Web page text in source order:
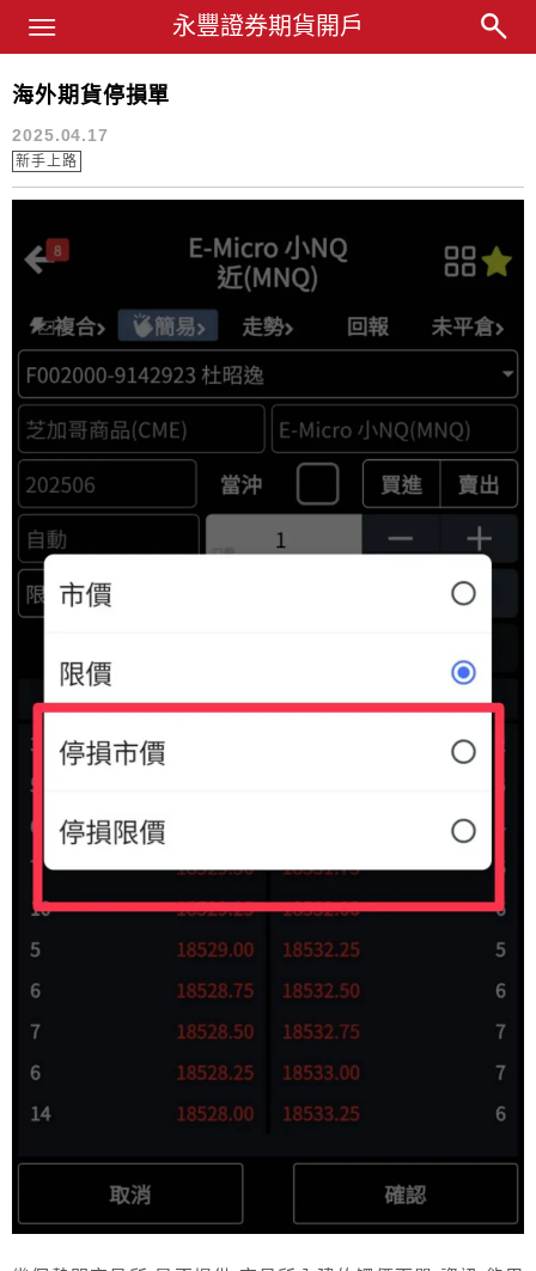
永豐業務經理杜昭逸Blog
永豐證券期貨開戶
Main Menu
停損限價
海外期貨停損單
2025.04.17
新手上路